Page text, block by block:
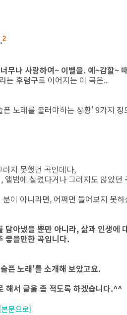
2
무나 사랑하여~ 이별을. 예~감할~
는 후렴구로 이어지는 이 곡은..
노래를 불러야하는 상황' 9가지
지 못했던 곡인데다,
범에 실렸다거나 그러지도 않았던
이 아니라면, 어쩌면 들어보지 못
담아냈을 뿐만 아니라, 삶과 인생에
좋을만한 곡입니다.
픈 노래'를 소개해 보았고요.
해서 글을 좀 적도록 하겠습니다.^^
[본문으로]